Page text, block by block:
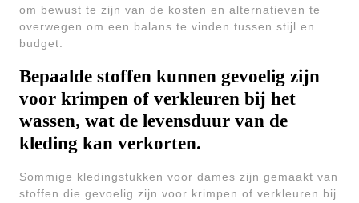
om bewust te zijn van de kosten en alternatieven te
overwegen om een balans te vinden tussen stijl en
budget.
Bepaalde stoffen kunnen gevoelig zijn
voor krimpen of verkleuren bij het
wassen, wat de levensduur van de
kleding kan verkorten.
Sommige kledingstukken voor dames zijn gemaakt van
stoffen die gevoelig zijn voor krimpen of verkleuren bij